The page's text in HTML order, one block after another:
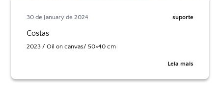
30 de January de 2024 suporte
Costas
2023 / Oil on canvas/ 50×40 cm
Leia mais